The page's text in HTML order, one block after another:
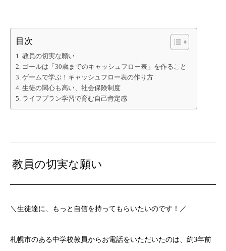
目次
教員の切実な願い
ゴールは「30歳までのキャッシュフロー表」を作ること
ゲームで学ぶ！キャッシュフロー表の作り方
生徒の関心も高い、社会保険制度
ライフプラン学習で育む自己肯定感
教員の切実な願い
＼生徒達に、もっと自信を持ってもらいたいのです！／
札幌市のある中学校教員からお電話をいただいたのは、約3年前